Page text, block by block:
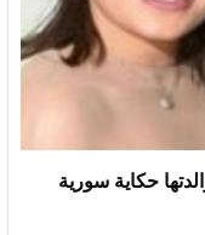
حكاية سورية